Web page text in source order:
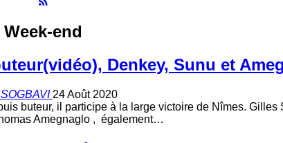
Week-end
Denkey, Sunu et
24 Août 2020
buteur, il participe à la large victoire de Nîmes.
Amegnaglo , également…